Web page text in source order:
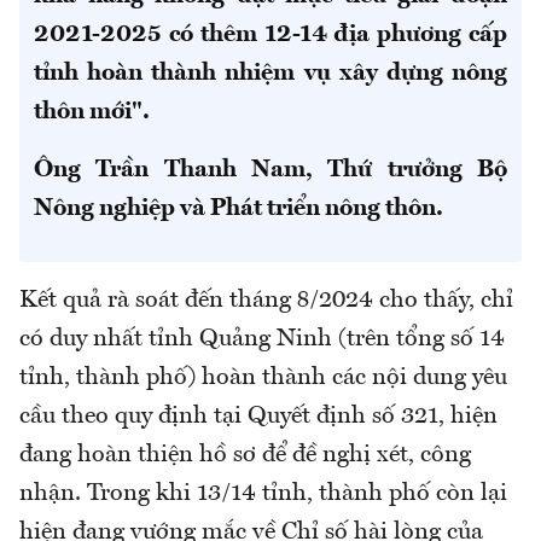
2021-2025 có thêm 12-14 địa phương cấp
tỉnh hoàn thành nhiệm vụ xây dựng nông
thôn mới".
Ông Trần Thanh Nam, Thứ trưởng Bộ
Nông nghiệp và Phát triển nông thôn.
Kết quả rà soát đến tháng 8/2024 cho thấy, chỉ
có duy nhất tỉnh Quảng Ninh (trên tổng số 14
tỉnh, thành phố) hoàn thành các nội dung yêu
cầu theo quy định tại Quyết định số 321, hiện
đang hoàn thiện hồ sơ để đề nghị xét, công
nhận. Trong khi 13/14 tỉnh, thành phố còn lại
hiện đang vướng mắc về Chỉ số hài lòng của